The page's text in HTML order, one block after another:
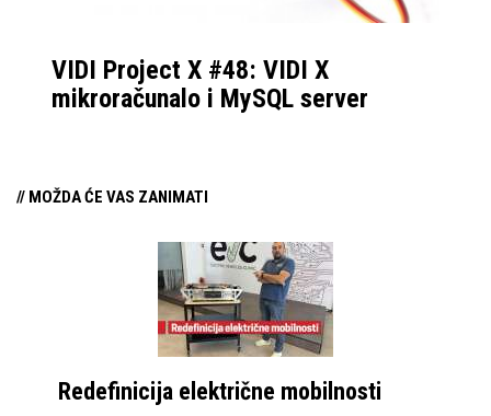
ponuditi sveobuhvatno
VIDI Project X #48: VIDI X
mikroračunalo i MySQL server
// MOŽDA ĆE VAS ZANIMATI
Redefinicija električne mobilnosti